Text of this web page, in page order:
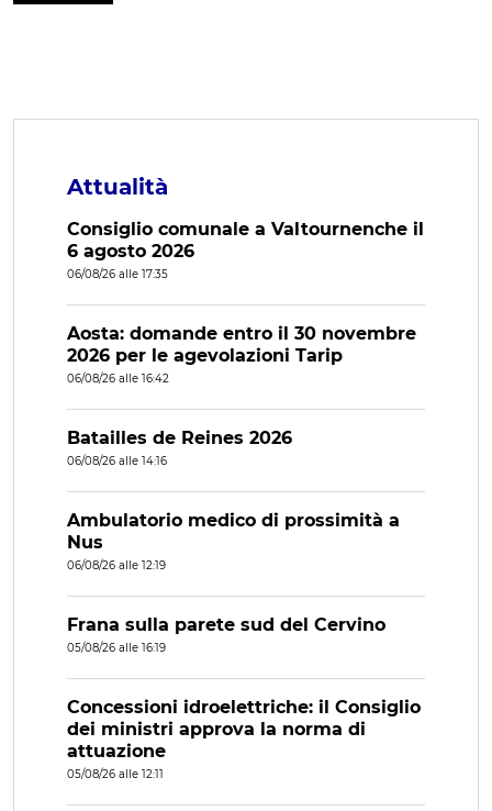
Attualità
Consiglio comunale a Valtournenche il
6 agosto 2026
06/08/26 alle 17:35
Aosta: domande entro il 30 novembre
2026 per le agevolazioni Tarip
06/08/26 alle 16:42
Batailles de Reines 2026
06/08/26 alle 14:16
Ambulatorio medico di prossimità a
Nus
06/08/26 alle 12:19
Frana sulla parete sud del Cervino
05/08/26 alle 16:19
Concessioni idroelettriche: il Consiglio
dei ministri approva la norma di
attuazione
05/08/26 alle 12:11